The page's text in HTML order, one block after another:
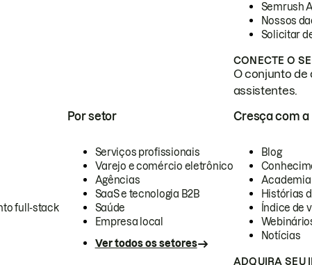
Semrush
Nossos
Solicitar
CONECTE O
O conjunto de
assistentes.
full-stack
Por setor
Serviços profissionais
Varejo e comércio eletrônico
Agências
SaaS e tecnologia B2B
Saúde
Empresa local
Ver todos os setores
Cresça com a
Blog
Academia
Histórias
Índice de
Notícias
ADQUIRA SEU